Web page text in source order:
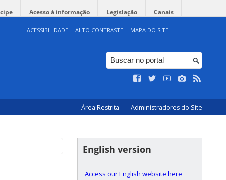
Acesso à informação Legislação Canais
ACESSIBILIDADE ALTO CONTRASTE MAPA DO SITE
Área Restrita Administradores do Site
English version
Access our English website here